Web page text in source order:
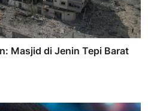
Masjid di Jenin Tepi Barat